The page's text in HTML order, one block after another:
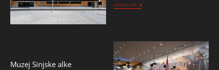
SAZNAJTE VIŠE
Muzej Sinjske alke